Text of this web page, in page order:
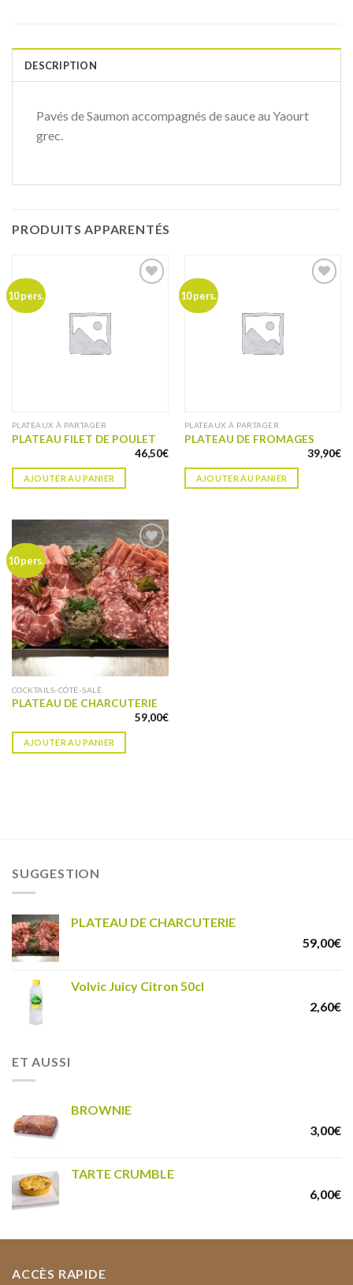
DESCRIPTION
Pavés de Saumon accompagnés de sauce au Yaourt
grec.
PRODUITS APPARENTÉS
10 pers.
PLATEAUX À PARTAGER
PLATEAU FILET DE POULET
46,50€
AJOUTER AU PANIER
10 pers.
PLATEAUX À PARTAGER
PLATEAU DE FROMAGES
39,90€
AJOUTER AU PANIER
10 pers.
Ajouter
à ma
liste de
souhaits
COCKTAILS-CÔTÉ-SALÉ
PLATEAU DE CHARCUTERIE
59,00€
AJOUTER AU PANIER
SUGGESTION
PLATEAU DE CHARCUTERIE
59,00€
Volvic Juicy Citron 50cl
2,60€
ET AUSSI
BROWNIE
3,00€
TARTE CRUMBLE
6,00€
ACCÈS RAPIDE